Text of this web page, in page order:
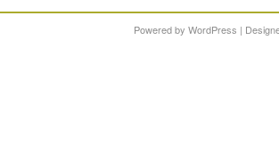
Powered by WordPress |